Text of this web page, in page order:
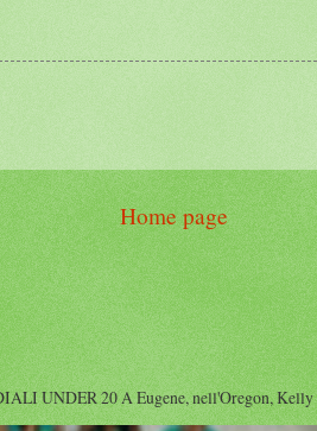
Home page
UNDER 20 A Eugene, nell'Oregon, Kelly